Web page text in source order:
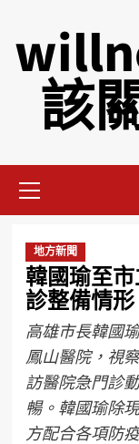
該
地方新聞
韓國瑜至
診整備情形
高雄市長韓國
鳳山醫院，視
訪醫院急門診
暢。韓國瑜除
方配合各項防